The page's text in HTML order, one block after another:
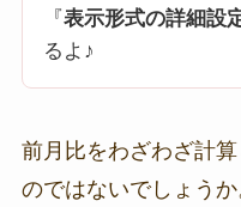
『 表示形式の詳細設
るよ♪
前月比をわざわざ計
のではないでしょうか